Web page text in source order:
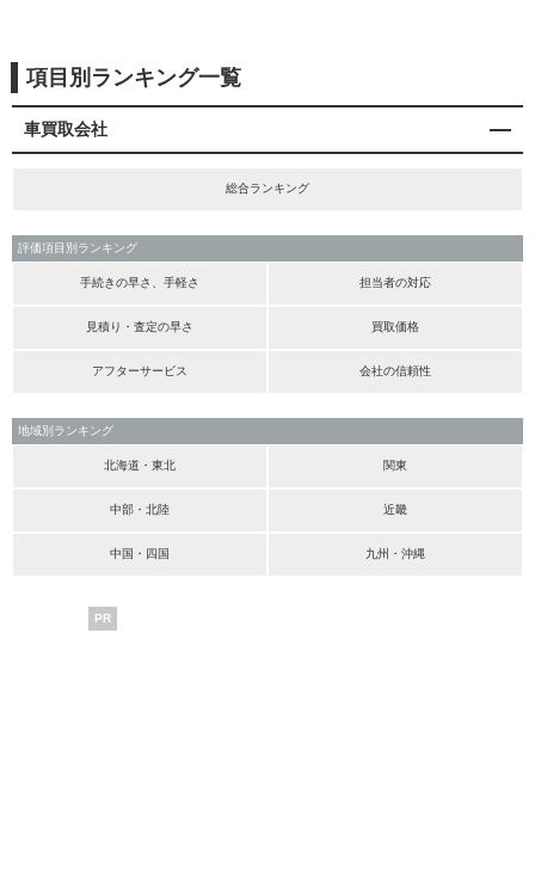
項目別ランキング一覧
車買取会社
総合ランキング
評価項目別ランキング
手続きの早さ、手軽さ 担当者の対応
見積り・査定の早さ 買取価格
アフターサービス 会社の信頼性
地域別ランキング
北海道・東北 関東
中部・北陸 近畿
中国・四国 九州・沖縄
PR